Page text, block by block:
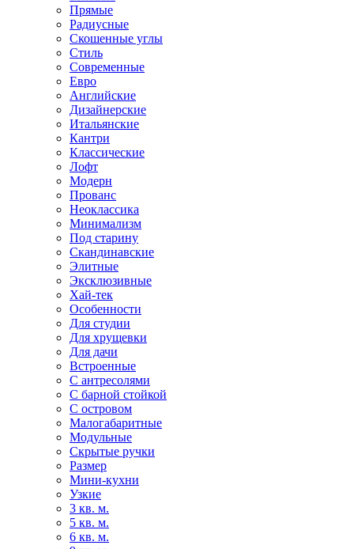
Прямые
Радиусные
Скошенные углы
Стиль
Современные
Евро
Английские
Дизайнерские
Итальянские
Кантри
Классические
Лофт
Модерн
Прованс
Неоклассика
Минимализм
Под старину
Скандинавские
Элитные
Эксклюзивные
Хай-тек
Особенности
Для студии
Для хрущевки
Для дачи
Встроенные
С антресолями
С барной стойкой
С островом
Малогабаритные
Модульные
Скрытые ручки
Размер
Мини-кухни
Узкие
3 кв. м.
5 кв. м.
6 кв. м.